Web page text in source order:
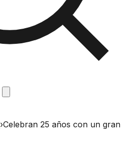
›Celebran 25 años con un gran